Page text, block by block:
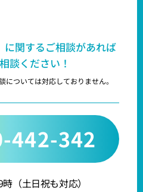
関するご相談があれば
談ください！
ついては対応しておりません。
442-342
時（土日祝も対応）